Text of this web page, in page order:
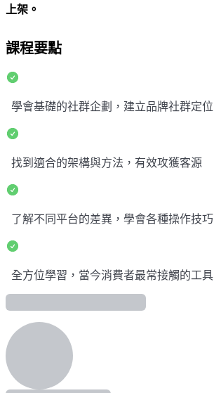
上架。
課程要點
學會基礎的社群企劃，建立品牌社群定位
找到適合的架構與方法，有效攻獲客源
了解不同平台的差異，學會各種操作技巧
全方位學習，當今消費者最常接觸的工具